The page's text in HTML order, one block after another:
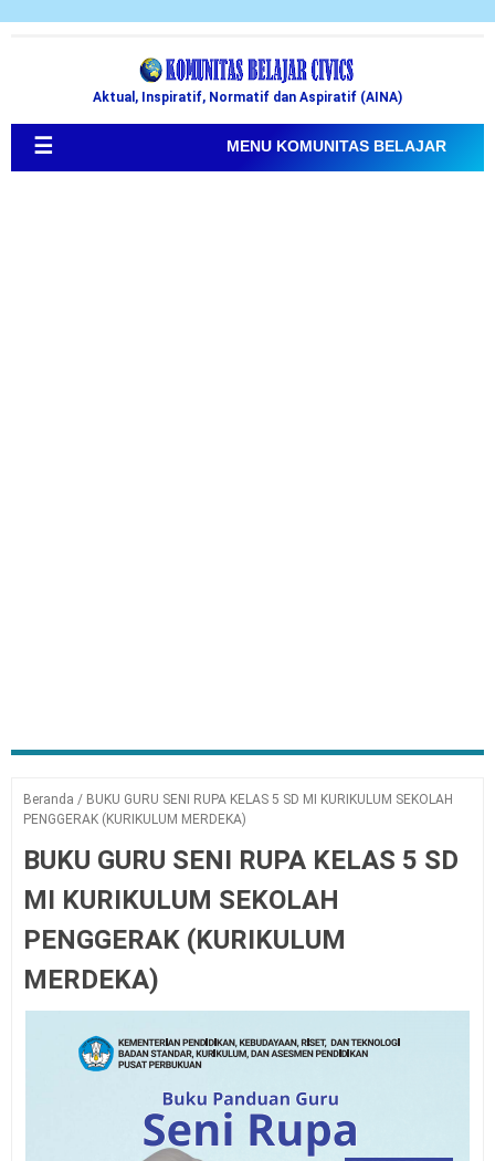
Aktual, Inspiratif, Normatif dan Aspiratif (AINA)
☰ MENU KOMUNITAS BELAJAR
Beranda / BUKU GURU SENI RUPA KELAS 5 SD MI KURIKULUM SEKOLAH
PENGGERAK (KURIKULUM MERDEKA)
BUKU GURU SENI RUPA KELAS 5 SD
MI KURIKULUM SEKOLAH
PENGGERAK (KURIKULUM
MERDEKA)